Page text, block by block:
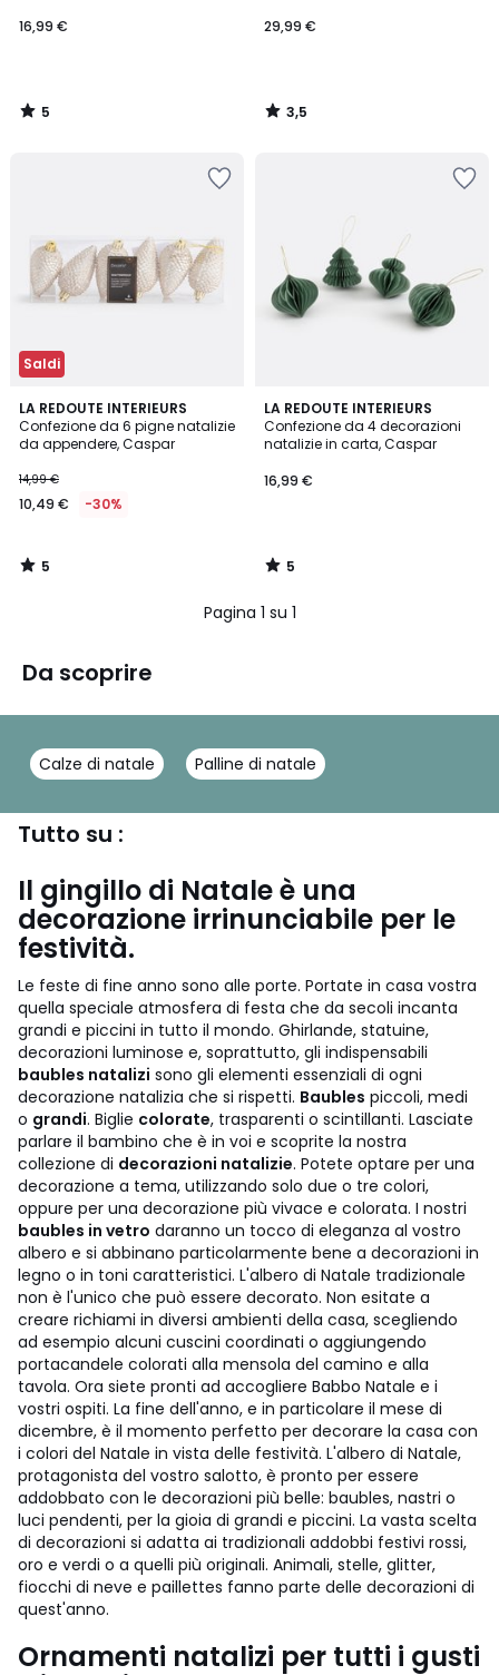
16,99 €
5
/
29,99 €
3,5
/
Saldi
LA REDOUTE INTERIEURS
Confezione da 6 pigne natalizie
da appendere, Caspar
14,99 €
10,49 € -30%
5
/
5
5
/
LA REDOUTE INTERIEURS
Confezione da 4 decorazioni
natalizie in carta, Caspar
16,99 €
5
/
5
5
/
Pagina 1 su 1
Da scoprire
Calze di natale Palline di natale
Tutto su :
Il gingillo di Natale è una
decorazione irrinunciabile per le
festività.
Le feste di fine anno sono alle porte. Portate in casa vostra
quella speciale atmosfera di festa che da secoli incanta
grandi e piccini in tutto il mondo. Ghirlande, statuine,
decorazioni luminose e, soprattutto, gli indispensabili
baubles natalizi sono gli elementi essenziali di ogni
decorazione natalizia che si rispetti. Baubles piccoli, medi
o grandi. Biglie colorate, trasparenti o scintillanti. Lasciate
parlare il bambino che è in voi e scoprite la nostra
collezione di decorazioni natalizie. Potete optare per una
decorazione a tema, utilizzando solo due o tre colori,
oppure per una decorazione più vivace e colorata. I nostri
baubles in vetro daranno un tocco di eleganza al vostro
albero e si abbinano particolarmente bene a decorazioni in
legno o in toni caratteristici. L'albero di Natale tradizionale
non è l'unico che può essere decorato. Non esitate a
creare richiami in diversi ambienti della casa, scegliendo
ad esempio alcuni cuscini coordinati o aggiungendo
portacandele colorati alla mensola del camino e alla
tavola. Ora siete pronti ad accogliere Babbo Natale e i
vostri ospiti. La fine dell'anno, e in particolare il mese di
dicembre, è il momento perfetto per decorare la casa con
i colori del Natale in vista delle festività. L'albero di Natale,
protagonista del vostro salotto, è pronto per essere
addobbato con le decorazioni più belle: baubles, nastri o
luci pendenti, per la gioia di grandi e piccini. La vasta scelta
di decorazioni si adatta ai tradizionali addobbi festivi rossi,
oro e verdi o a quelli più originali. Animali, stelle, glitter,
fiocchi di neve e paillettes fanno parte delle decorazioni di
quest'anno.
Ornamenti natalizi per tutti i gusti